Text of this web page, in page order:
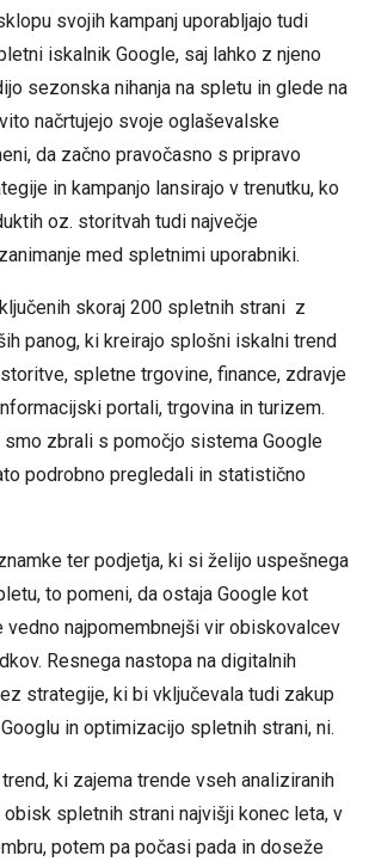
svojih kampanj uporabljajo tudi
iskalnik Google, saj lahko z njeno
sezonska nihanja na spletu in glede na
načrtujejo svoje oglaševalske
da začno pravočasno s pripravo
in kampanjo lansirajo v trenutku, ko
oz. storitvah tudi največje
med spletnimi uporabniki.
skoraj 200 spletnih strani z
panog, ki kreirajo splošni iskalni trend
spletne trgovine, finance, zdravje
portali, trgovina in turizem.
zbrali s pomočjo sistema Google
podrobno pregledali in statistično
ter podjetja, ki si želijo uspešnega
to pomeni, da ostaja Google kot
najpomembnejši vir obiskovalcev
Resnega nastopa na digitalnih
strategije, ki bi vključevala tudi zakup
in optimizacijo spletnih strani, ni.
ki zajema trende vseh analiziranih
obisk spletnih strani najvišji konec leta, v
potem pa počasi pada in doseže